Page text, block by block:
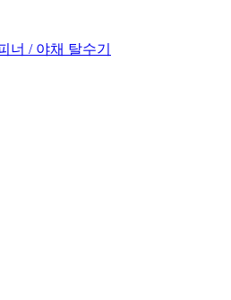
너 / 야채 탈수기